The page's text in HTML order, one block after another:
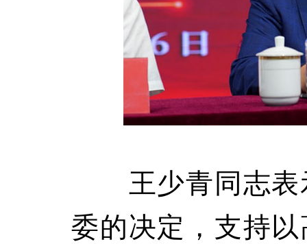
王少青同志表
委的决定，支持